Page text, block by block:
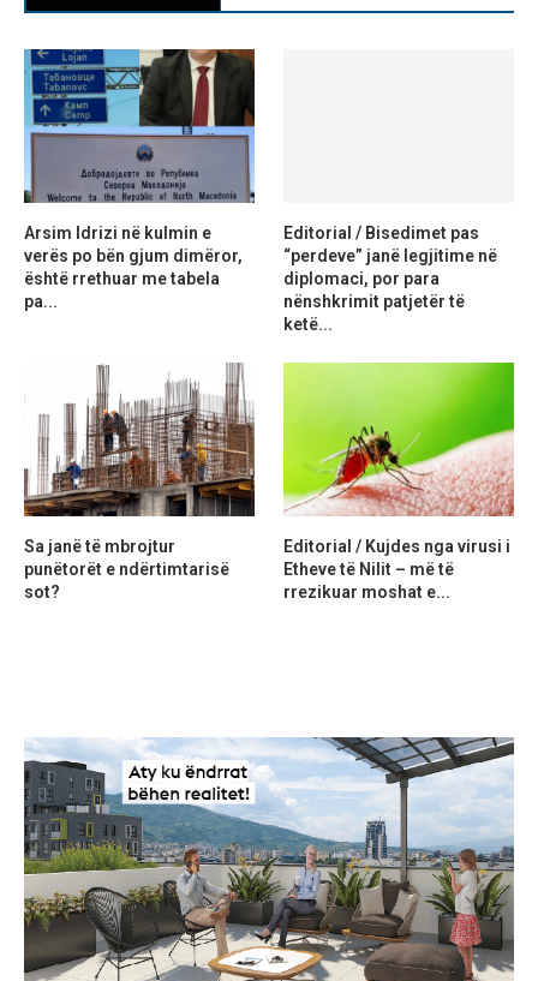
Arsim Idrizi në kulmin e
verës po bën gjum dimëror,
është rrethuar me tabela
pa...
Editorial / Bisedimet pas
“perdeve” janë legjitime në
diplomaci, por para
nënshkrimit patjetër të
ketë...
Sa janë të mbrojtur
punëtorët e ndërtimtarisë
sot?
Editorial / Kujdes nga virusi i
Etheve të Nilit – më të
rrezikuar moshat e...